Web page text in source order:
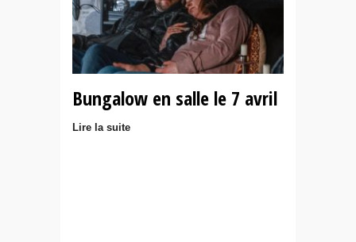
Bungalow en salle le 7 avril
Lire la suite